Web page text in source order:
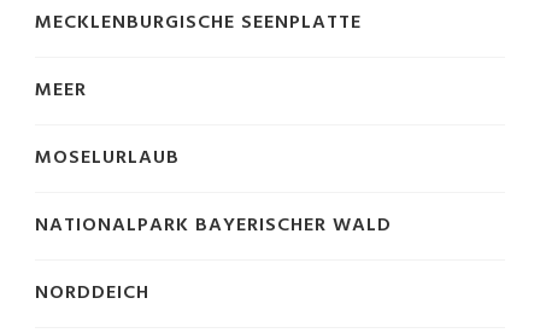
MECKLENBURGISCHE SEENPLATTE
MEER
MOSELURLAUB
NATIONALPARK BAYERISCHER WALD
NORDDEICH